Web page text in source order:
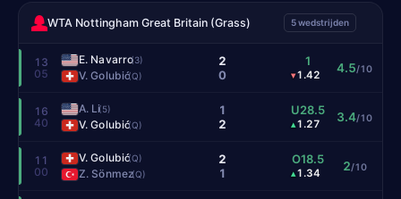
WTA Nottingham Great Britain (Grass) 5 wedstrijden
13
05
E. Navarro(3)
V. Golubić(Q)
2
0
1
▾1.42 4.5/10
16
40
A. Li(5)
V. Golubić(Q)
1
2
U28.5
▴1.27 3.4/10
11
00
V. Golubić(Q)
Z. Sönmez(Q)
2
1
O18.5
▴1.34 2/10